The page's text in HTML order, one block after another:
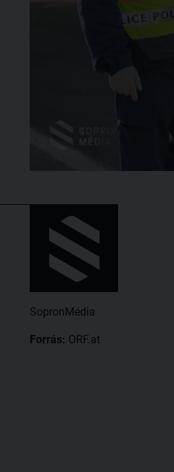
SopronMédia
Forrás: ORF.at